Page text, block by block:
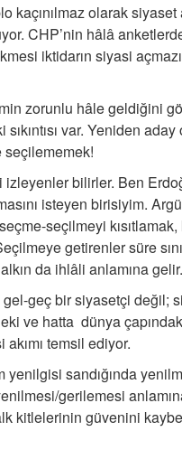
kaçınılmaz olarak siyaset
CHP’nin hâlâ
iktidarın siyasi
zorunlu hâle geldiğini
var. Yeniden
bilirler. Ben
isteyen birisiyim.
seçilmeyi kısıtlamak,
getirenler süre
da ihlâli anlamına gelir.
gel-geç bir siyasetçi değil;
ve hatta dünya
temsil ediyor.
yenilgisi sandığında
gerilemesi
kitlelerinin güvenini